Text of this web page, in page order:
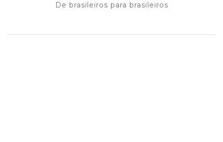
De brasileiros para brasileiros